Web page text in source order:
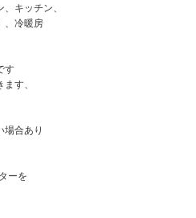
キッチン、
、冷暖房
す
す、
合あり
ーを